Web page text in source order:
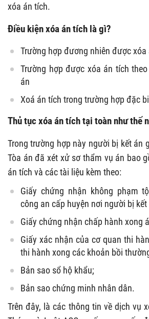
xóa án tích.
Điều kiện xóa án tích là gì?
Trường hợp đương nhiên được xóa
Trường hợp được xóa án tích
án
Xoá án tích trong trường hợp đặc
Thủ tục xóa án tích tại toàn như thế
Trong trường hợp này người bị kết án
Tòa án đã xét xử sơ thẩm vụ án bao
án tích và các tài liệu kèm theo:
Giấy chứng nhận không phạm
công an cấp huyện nơi người bị
Giấy chứng nhận chấp hành xong
Giấy xác nhận của cơ quan thi
thi hành xong các khoản bồi
Bản sao sổ hộ khẩu;
Bản sao chứng minh nhân dân.
Trên đây, là các thông tin về dịch vụ